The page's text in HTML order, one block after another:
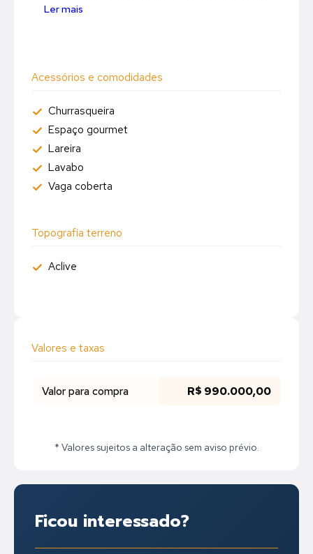
Ler mais
Acessórios e comodidades
Churrasqueira
Espaço gourmet
Lareira
Lavabo
Vaga coberta
Topografia terreno
Aclive
Valores e taxas
Valor para compra R$ 990.000,00
* Valores sujeitos a alteração sem aviso prévio.
Ficou interessado?